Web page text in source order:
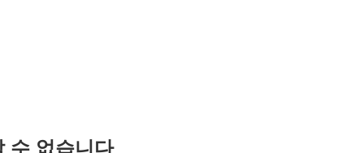
수 없습니다